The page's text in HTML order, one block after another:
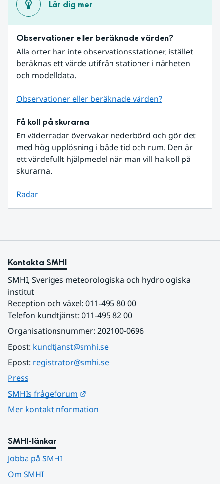
Lär dig mer
Observationer eller beräknade värden?
Alla orter har inte observationsstationer, istället
beräknas ett värde utifrån stationer i närheten
och modelldata.
Observationer eller beräknade värden?
Få koll på skurarna
En väderradar övervakar nederbörd och gör det
med hög upplösning i både tid och rum. Den är
ett värdefullt hjälpmedel när man vill ha koll på
skurarna.
Radar
Kontakta SMHI
SMHI, Sveriges meteorologiska och hydrologiska
institut
Reception och växel: 011-495 80 00
Telefon kundtjänst: 011-495 82 00
Organisationsnummer: 202100-0696
Epost: kundtjanst@smhi.se
Epost: registrator@smhi.se
Press
SMHIs frågeforum
Mer kontaktinformation
SMHI-länkar
Jobba på SMHI
Om SMHI